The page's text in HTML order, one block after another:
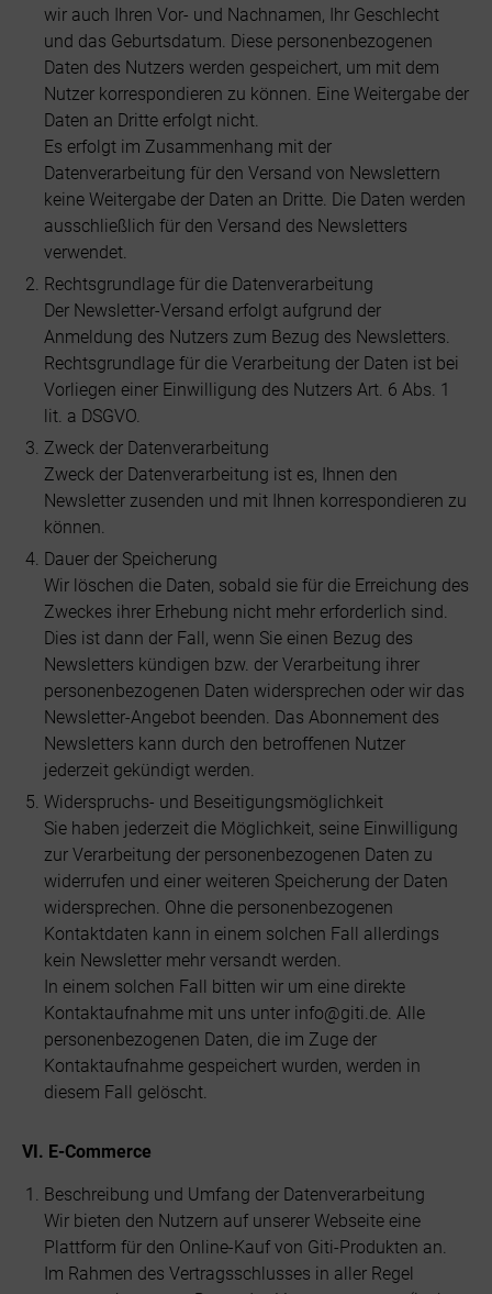
wir auch Ihren Vor- und Nachnamen, Ihr Geschlecht
und das Geburtsdatum. Diese personenbezogenen
Daten des Nutzers werden gespeichert, um mit dem
Nutzer korrespondieren zu können. Eine Weitergabe der
Daten an Dritte erfolgt nicht.
Es erfolgt im Zusammenhang mit der
Datenverarbeitung für den Versand von Newslettern
keine Weitergabe der Daten an Dritte. Die Daten werden
ausschließlich für den Versand des Newsletters
verwendet.
Rechtsgrundlage für die Datenverarbeitung
Der Newsletter-Versand erfolgt aufgrund der
Anmeldung des Nutzers zum Bezug des Newsletters.
Rechtsgrundlage für die Verarbeitung der Daten ist bei
Vorliegen einer Einwilligung des Nutzers Art. 6 Abs. 1
lit. a DSGVO.
Zweck der Datenverarbeitung
Zweck der Datenverarbeitung ist es, Ihnen den
Newsletter zusenden und mit Ihnen korrespondieren zu
können.
Dauer der Speicherung
Wir löschen die Daten, sobald sie für die Erreichung des
Zweckes ihrer Erhebung nicht mehr erforderlich sind.
Dies ist dann der Fall, wenn Sie einen Bezug des
Newsletters kündigen bzw. der Verarbeitung ihrer
personenbezogenen Daten widersprechen oder wir das
Newsletter-Angebot beenden. Das Abonnement des
Newsletters kann durch den betroffenen Nutzer
jederzeit gekündigt werden.
Widerspruchs- und Beseitigungsmöglichkeit
Sie haben jederzeit die Möglichkeit, seine Einwilligung
zur Verarbeitung der personenbezogenen Daten zu
widerrufen und einer weiteren Speicherung der Daten
widersprechen. Ohne die personenbezogenen
Kontaktdaten kann in einem solchen Fall allerdings
kein Newsletter mehr versandt werden.
In einem solchen Fall bitten wir um eine direkte
Kontaktaufnahme mit uns unter info@giti.de. Alle
personenbezogenen Daten, die im Zuge der
Kontaktaufnahme gespeichert wurden, werden in
diesem Fall gelöscht.
VI. E-Commerce
Beschreibung und Umfang der Datenverarbeitung
Wir bieten den Nutzern auf unserer Webseite eine
Plattform für den Online-Kauf von Giti-Produkten an.
Im Rahmen des Vertragsschlusses in aller Regel